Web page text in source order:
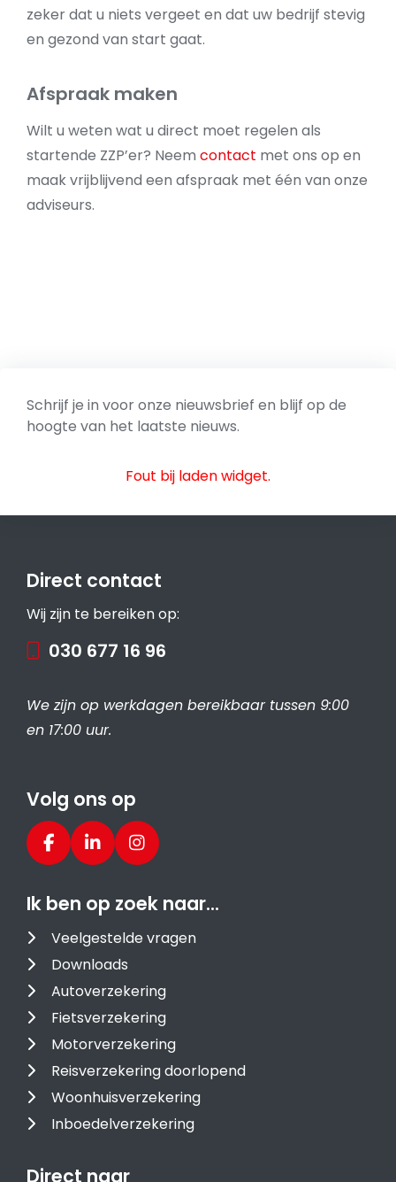
zeker dat u niets vergeet en dat uw bedrijf stevig
en gezond van start gaat.
Afspraak maken
Wilt u weten wat u direct moet regelen als
startende ZZP’er? Neem contact met ons op en
maak vrijblijvend een afspraak met één van onze
adviseurs.
Schrijf je in voor onze nieuwsbrief en blijf op de
hoogte van het laatste nieuws.
Fout bij laden widget.
Direct contact
Wij zijn te bereiken op:
030 677 16 96
We zijn op werkdagen bereikbaar tussen 9:00
en 17:00 uur.
Volg ons op
Ik ben op zoek naar…
Veelgestelde vragen
Downloads
Autoverzekering
Fietsverzekering
Motorverzekering
Reisverzekering doorlopend
Woonhuisverzekering
Inboedelverzekering
Direct naar